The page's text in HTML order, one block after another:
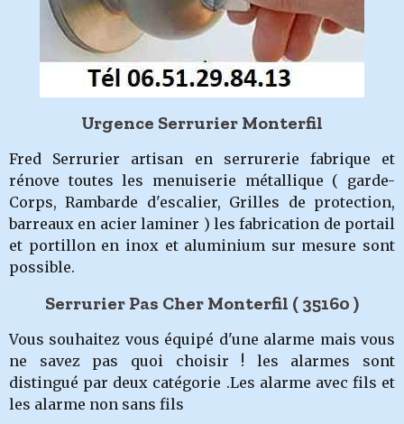
Urgence Serrurier Monterfil
Fred Serrurier artisan en serrurerie fabrique et
rénove toutes les menuiserie métallique ( garde-
Corps, Rambarde d'escalier, Grilles de protection,
barreaux en acier laminer ) les fabrication de portail
et portillon en inox et aluminium sur mesure sont
possible.
Serrurier Pas Cher Monterfil ( 35160 )
Vous souhaitez vous équipé d'une alarme mais vous
ne savez pas quoi choisir ! les alarmes sont
distingué par deux catégorie .Les alarme avec fils et
les alarme non sans fils